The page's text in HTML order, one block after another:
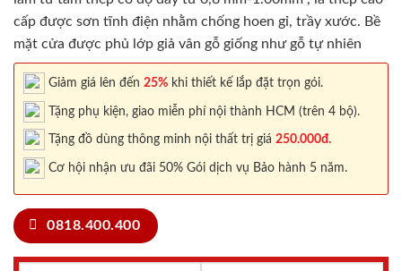
cấp được sơn tĩnh điện nhằm chống hoen gỉ, trầy xước. Bề
mặt cửa được phủ lớp giả vân gỗ giống như gỗ tự nhiên
Giảm giá lên đến 25% khi thiết kế lắp đặt trọn gói.
Tặng phụ kiện, giao miễn phí nội thành HCM (trên 4 bộ).
Tặng đồ dùng thông minh nội thất trị giá 250.000đ.
Cơ hội nhận ưu đãi 50% Gói dịch vụ Bảo hành 5 năm.
0818.400.400